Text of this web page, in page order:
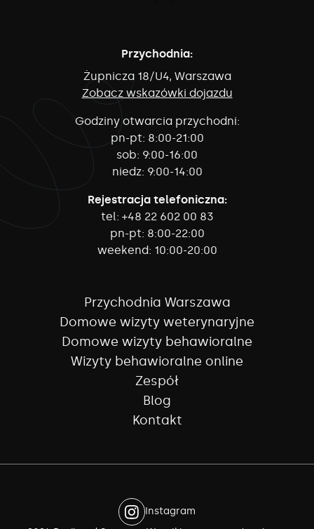
Przychodnia:
Żupnicza 18/U4, Warszawa
Zobacz wskazówki dojazdu
Godziny otwarcia przychodni:
pn-pt: 8:00-21:00
sob: 9:00-16:00
niedz: 9:00-14:00
Rejestracja telefoniczna:
tel: +48 22 602 00 83
pn-pt: 8:00-22:00
weekend: 10:00-20:00
Przychodnia Warszawa
Domowe wizyty weterynaryjne
Domowe wizyty behawioralne
Wizyty behawioralne online
Zespół
Blog
Kontakt
Instagram